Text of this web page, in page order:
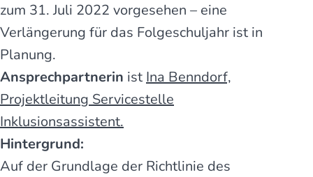
zum 31. Juli 2022 vorgesehen – eine
Verlängerung für das Folgeschuljahr ist in
Planung.
Ansprechpartnerin istIna Benndorf,
Projektleitung Servicestelle
Inklusionsassistent.
Hintergrund:
Auf der Grundlage der Richtlinie des